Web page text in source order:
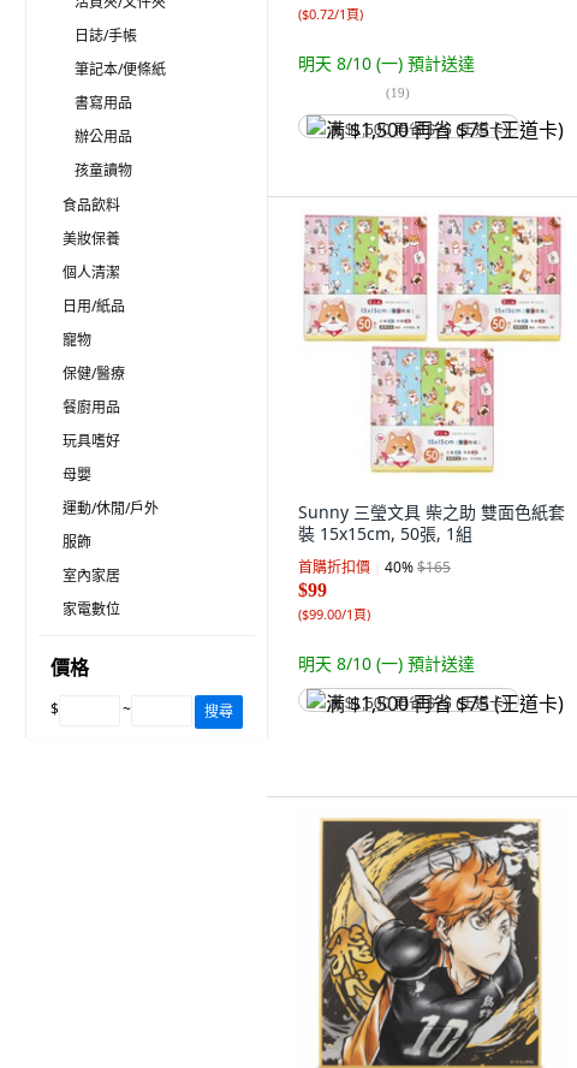
日誌/手帳
筆記本/便條紙
書寫用品
辦公用品
孩童讀物
食品飲料
美妝保養
個人清潔
日用/紙品
寵物
保健/醫療
餐廚用品
玩具嗜好
母嬰
運動/休閒/戶外
服飾
室內家居
家電數位
價格
$ ~ 搜尋
($0.72/1頁)
明天 8/10 (一) 預計送達
(19)
满 $1,500 再省 $75 (王道卡)
Sunny 三瑩文具 柴之助 雙面色紙套
裝 15x15cm, 50張, 1組
首購折扣價 40%$165
$99
($99.00/1頁)
明天 8/10 (一) 預計送達
满 $1,500 再省 $75 (王道卡)